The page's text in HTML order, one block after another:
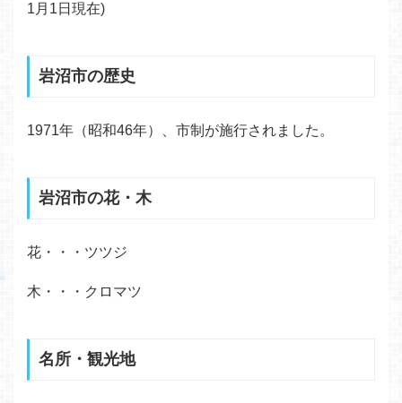
1月1日現在)
岩沼市の歴史
1971年（昭和46年）、市制が施行されました。
岩沼市の花・木
花・・・ツツジ
木・・・クロマツ
名所・観光地